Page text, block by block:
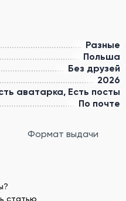
Разные
Польша
Без друзей
2026
аватарка, Есть посты
По почте
Формат выдачи
статью